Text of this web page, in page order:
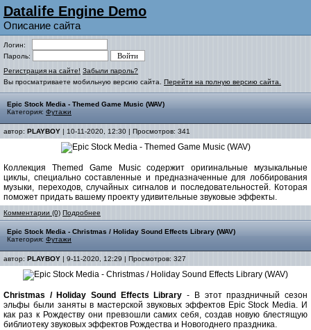
Datalife Engine Demo
Описание сайта
Логин:
Пароль:
Регистрация на сайте! Забыли пароль?
Вы просматриваете мобильную версию сайта. Перейти на полную версию сайта.
Epic Stock Media - Themed Game Music (WAV)
Категория: Футажи
автор: PLAYBOY | 10-11-2020, 12:30 | Просмотров: 341
Коллекция Themed Game Music содержит оригинальные музыкальные
циклы, специально составленные и предназначенные для лоббирования
музыки, переходов, случайных сигналов и последовательностей. Которая
поможет придать вашему проекту удивительные звуковые эффекты.
Комментарии (0) Подробнее
Epic Stock Media - Christmas / Holiday Sound Effects Library (WAV)
Категория: Футажи
автор: PLAYBOY | 9-11-2020, 12:29 | Просмотров: 327
Christmas / Holiday Sound Effects Library- В этот праздничный сезон
эльфы были заняты в мастерской звуковых эффектов Epic Stock Media. И
как раз к Рождеству они превзошли самих себя, создав новую блестящую
библиотеку звуковых эффектов Рождества и Новогоднего праздника.